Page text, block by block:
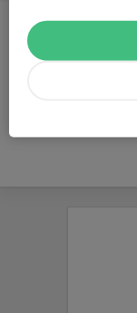
Titel
Ålder